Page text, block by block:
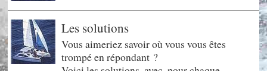
Les solutions
Vous aimeriez savoir où vous vous êtes
trompé en répondant ?